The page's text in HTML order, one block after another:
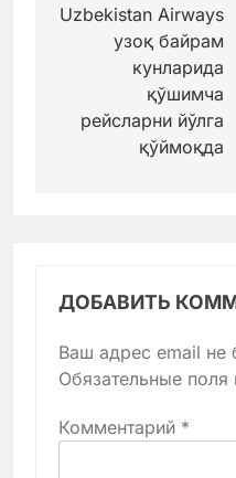
по
записям
Uzbekistan Airways
узоқ байрам
кунларида
қўшимча
рейсларни йўлга
қўймоқда
ДОБАВИТЬ
Ваш адрес email не
Обязательные
Комментарий *